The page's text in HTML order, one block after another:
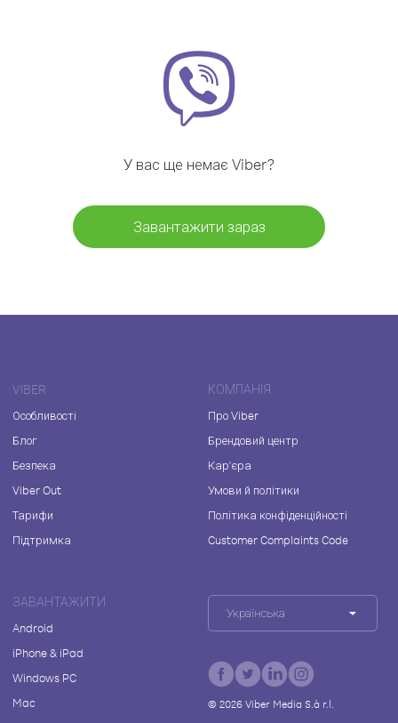
У вас ще немає Viber?
Завантажити зараз
VIBER
Особливості
Блог
Безпека
Viber Out
Тарифи
Підтримка
КОМПАНІЯ
Про Viber
Брендовий центр
Кар'єра
Умови й політики
Політика конфіденційності
Customer Complaints Code
ЗАВАНТАЖИТИ
Android
iPhone & iPad
Windows PC
Mac
Українська
© 2026Viber Media S.à r.l.